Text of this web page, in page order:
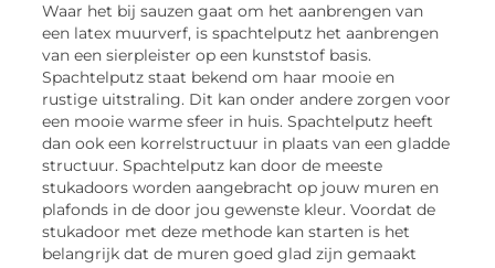
Waar het bij sauzen gaat om het aanbrengen van
een latex muurverf, is spachtelputz het aanbrengen
van een sierpleister op een kunststof basis.
Spachtelputz staat bekend om haar mooie en
rustige uitstraling. Dit kan onder andere zorgen voor
een mooie warme sfeer in huis. Spachtelputz heeft
dan ook een korrelstructuur in plaats van een gladde
structuur. Spachtelputz kan door de meeste
stukadoors worden aangebracht op jouw muren en
plafonds in de door jou gewenste kleur. Voordat de
stukadoor met deze methode kan starten is het
belangrijk dat de muren goed glad zijn gemaakt